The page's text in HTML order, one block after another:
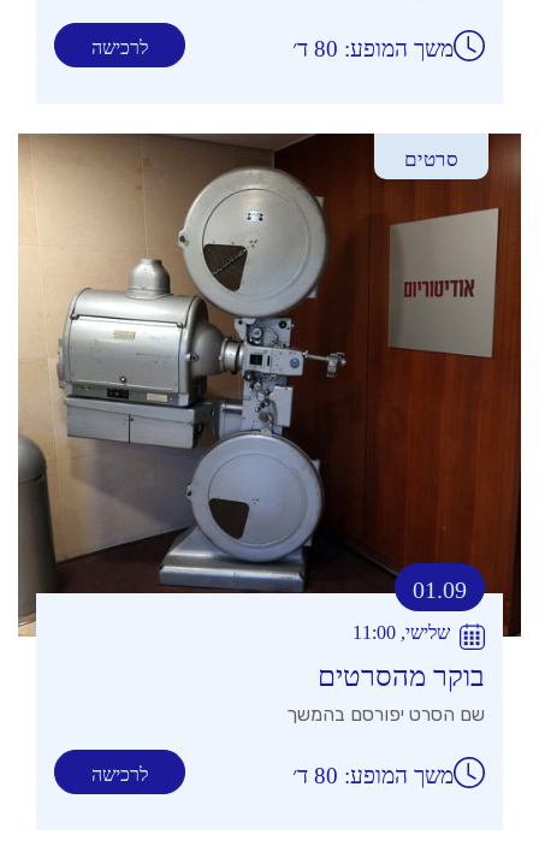
לרכישה משך המופע: 80 ד׳
סרטים
01.09
שלישי, 11:00
בוקר מהסרטים
שם הסרט יפורסם בהמשך
לרכישה משך המופע: 80 ד׳